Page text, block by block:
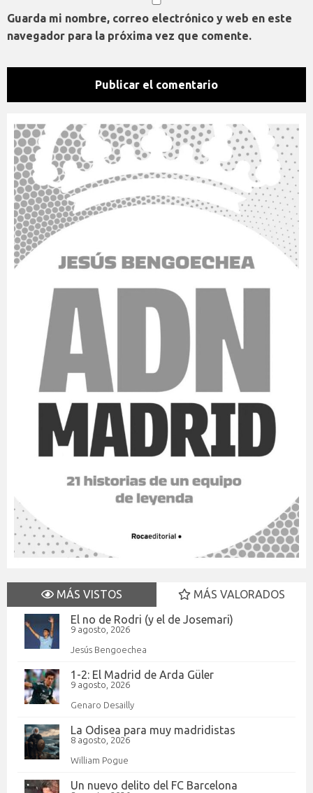
Guarda mi nombre, correo electrónico y web en este
navegador para la próxima vez que comente.
MÁS VISTOS
MÁS VALORADOS
El no de Rodri (y el de Josemari)
9 agosto, 2026
Jesús Bengoechea
1-2: El Madrid de Arda Güler
9 agosto, 2026
Genaro Desailly
La Odisea para muy madridistas
8 agosto, 2026
William Pogue
Un nuevo delito del FC Barcelona